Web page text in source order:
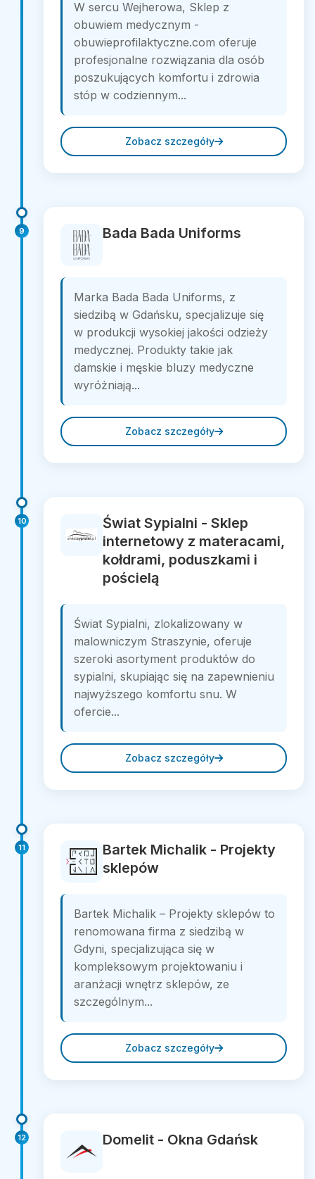
W sercu Wejherowa, Sklep z
obuwiem medycznym -
obuwieprofilaktyczne.com oferuje
profesjonalne rozwiązania dla osób
poszukujących komfortu i zdrowia
stóp w codziennym...
Zobacz szczegóły
9 Bada Bada Uniforms
Marka Bada Bada Uniforms, z
siedzibą w Gdańsku, specjalizuje się
w produkcji wysokiej jakości odzieży
medycznej. Produkty takie jak
damskie i męskie bluzy medyczne
wyróżniają...
Zobacz szczegóły
10
Świat Sypialni - Sklep
internetowy z materacami,
kołdrami, poduszkami i
pościelą
Świat Sypialni, zlokalizowany w
malowniczym Straszynie, oferuje
szeroki asortyment produktów do
sypialni, skupiając się na zapewnieniu
najwyższego komfortu snu. W
ofercie...
Zobacz szczegóły
11
Bartek Michalik - Projekty
sklepów
Bartek Michalik – Projekty sklepów to
renomowana firma z siedzibą w
Gdyni, specjalizująca się w
kompleksowym projektowaniu i
aranżacji wnętrz sklepów, ze
szczególnym...
Zobacz szczegóły
12 Domelit - Okna Gdańsk